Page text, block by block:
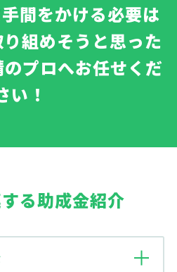
間をかける必要は
組めそうと思った
プロへお任せくだ
い！
る助成金紹介